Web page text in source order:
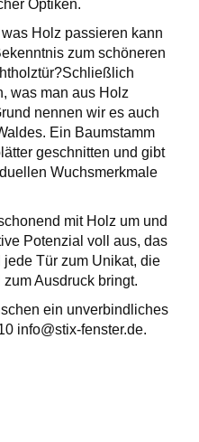
Optiken.
Holz passieren kann
zum schöneren
was man aus Holz
nennen wir es auch
Ein Baumstamm
geschnitten und gibt
Wuchsmerkmale
mit Holz um und
Potenzial voll aus, das
Tür zum Unikat, die
Ausdruck bringt.
ein unverbindliches
info@stix-fenster.de.